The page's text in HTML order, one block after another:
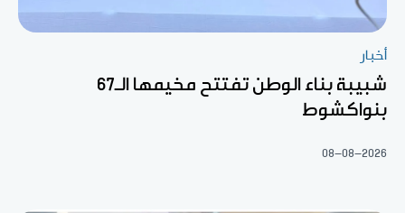
أخبار
شبيبة بناء الوطن تفتتح مخيمها الـ67
بنواكشوط
08-08-2026